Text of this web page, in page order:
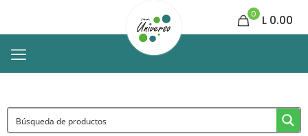
0 L 0.00